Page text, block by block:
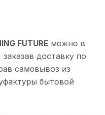
FUTURE можно в
доставку по
самовывоз из
бытовой